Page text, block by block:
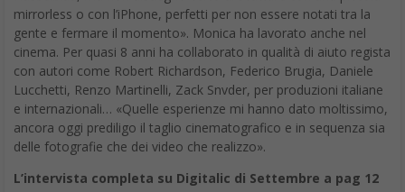
mirrorless o con l’iPhone, perfetti per non essere notati tra la
gente e fermare il momento». Monica ha lavorato anche nel
cinema. Per quasi 8 anni ha collaborato in qualità di aiuto regista
con autori come Robert Richardson, Federico Brugia, Daniele
Lucchetti, Renzo Martinelli, Zack Snvder, per produzioni italiane
e internazionali… «Quelle esperienze mi hanno dato moltissimo,
ancora oggi prediligo il taglio cinematografico e in sequenza sia
delle fotografie che dei video che realizzo».
L’intervista completa su Digitalic di Settembre a pag 12